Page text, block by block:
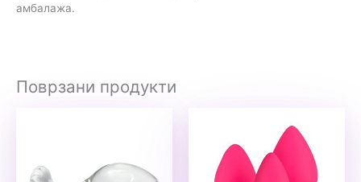
амбалажа.
Поврзани продукти